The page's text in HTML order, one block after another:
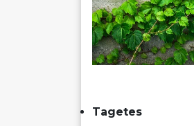
Tagetes